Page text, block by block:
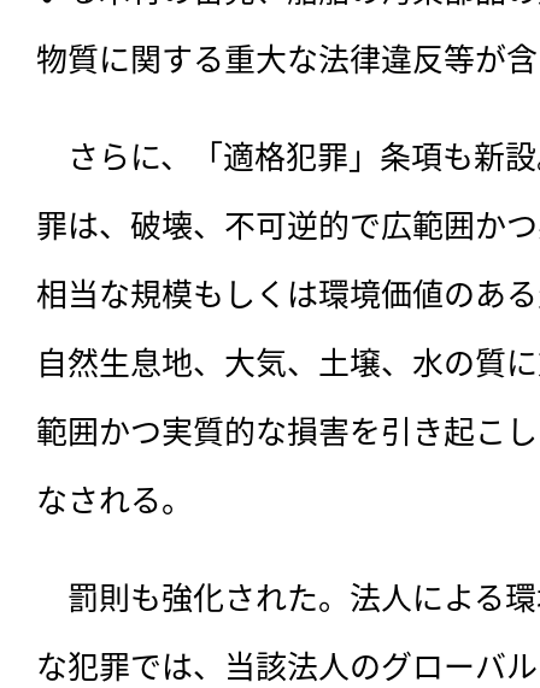
物質に関する重大な法律違反等が
さらに、「適格犯罪」条項も新
罪は、破壊、不可逆的で広範囲か
相当な規模もしくは環境価値のあ
自然生息地、大気、土壌、水の質
範囲かつ実質的な損害を引き起こ
なされる。
罰則も強化された。法人による
な犯罪では、当該法人のグローバ